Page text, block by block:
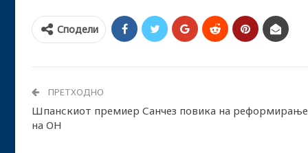
Сподели
ПРЕТХОДНО
Шпанскиот премиер Санчез повика на реформирање
на ОН